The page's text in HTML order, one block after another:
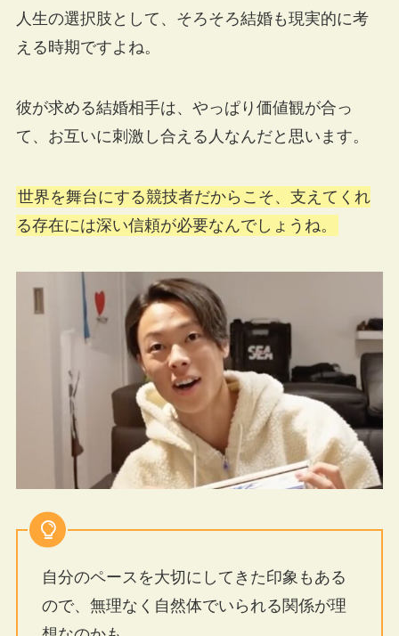
人生の選択肢として、そろそろ結婚も現実的に考
える時期ですよね。
彼が求める結婚相手は、やっぱり価値観が合っ
て、お互いに刺激し合える人なんだと思います。
世界を舞台にする競技者だからこそ、支えてくれ
る存在には深い信頼が必要なんでしょうね。
自分のペースを大切にしてきた印象もある
ので、無理なく自然体でいられる関係が理